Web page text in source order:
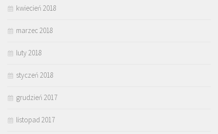
kwiecień 2018
marzec 2018
luty 2018
styczeń 2018
grudzień 2017
listopad 2017